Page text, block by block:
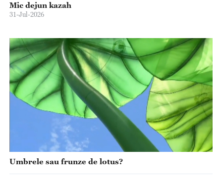
Mic dejun kazah
31-Jul-2026
Umbrele sau frunze de lotus?